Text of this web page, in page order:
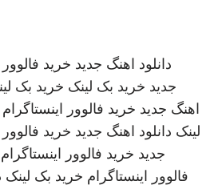
دانلود اهنگ جدید خرید فالوور
جدید خرید بک لینک خرید بک
اهنگ جدید خرید فالوور اینستاگرام
لینک دانلود اهنگ جدید خرید فالوور
جدید خرید فالوور اینستاگرام
فالوور اینستاگرام خرید بک لینک